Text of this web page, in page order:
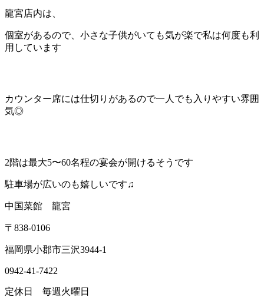
龍宮店内は、
個室があるので、小さな子供がいても気が楽で私は何度も利
用しています
カウンター席には仕切りがあるので一人でも入りやすい雰囲
気◎
2階は最大5〜60名程の宴会が開けるそうです
駐車場が広いのも嬉しいです♫
中国菜館 龍宮
〒838-0106
福岡県小郡市三沢3944-1
0942-41-7422
定休日 毎週火曜日